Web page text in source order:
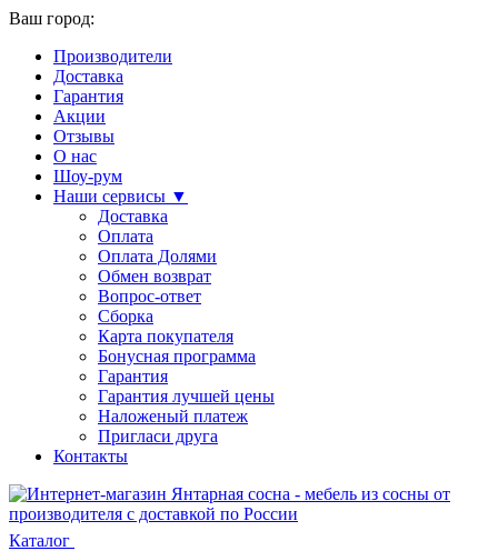
Ваш город:
Производители
Доставка
Гарантия
Акции
Отзывы
О нас
Шоу-рум
Наши сервисы ▼
Доставка
Оплата
Оплата Долями
Обмен возврат
Вопрос-ответ
Сборка
Карта покупателя
Бонусная программа
Гарантия
Гарантия лучшей цены
Наложеный платеж
Пригласи друга
Контакты
Каталог